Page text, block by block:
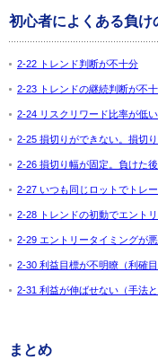
初心者によくある負け
2-22 トレンド判断が不十分
2-23 トレンドの継続判断が不
2-24 リスクリワード比率が低い
2-25 損切りができない。損切
2-26 損切り幅が固定。負けた
2-27 いつも同じロットでトレ
2-28 トレンドの初動でエント
2-29 エントリータイミングが
2-30 利益目標が不明瞭（利確
2-31 利益が伸ばせない（手法
まとめ